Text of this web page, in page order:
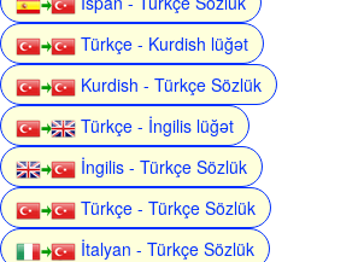
Türkçe - Kurdish lüğət
Kurdish - Türkçe Sözlük
Türkçe - İngilis lüğət
İngilis - Türkçe Sözlük
Türkçe - Türkçe Sözlük
İtalyan - Türkçe Sözlük